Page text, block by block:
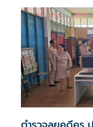
ระยะแรก ไม่ใช่การเอา
เจริญเติบโตไปตามความ